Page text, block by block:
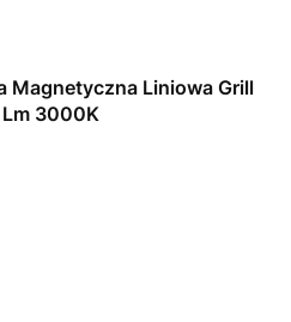
Magnetyczna Liniowa Grill
Lm 3000K